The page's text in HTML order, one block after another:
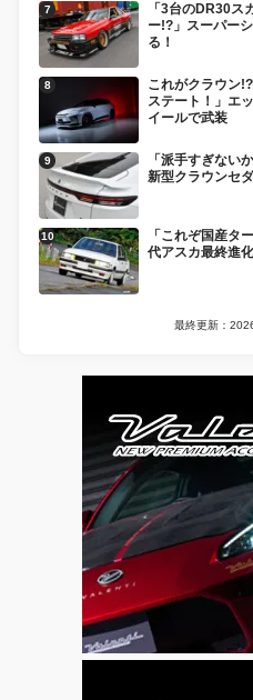
「3台のDR30ス
ー!?」スーパー
る！
これがクラウン
ステート！」エ
イールで武装
「派手すぎない
新型クラウンセ
「これぞ国産タ
代アスカ最終進
最終更新：